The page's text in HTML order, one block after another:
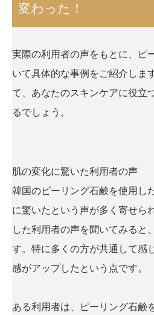
変わった！
実際の利用者の声をもとに、ピ
いて具体的な事例をご紹介しま
て、あなたのスキンケアに役立
るでしょう。
肌の変化に驚いた利用者の声
韓国のピーリング石鹸を使用し
に驚いたという声が多く寄せら
した利用者の声を聞いてみると
す。特に多くの方が共通して感
感がアップしたという点です。
ある利用者は、ピーリング石鹸